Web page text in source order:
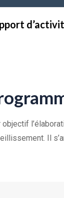
objectif
Il